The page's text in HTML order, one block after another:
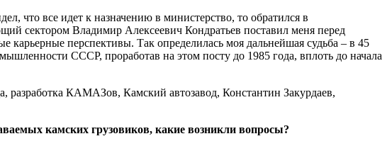
что все идет к назначению в министерство, то обратился в
сектором Владимир Алексеевич Кондратьев поставил меня перед
перспективы. Так определилась моя дальнейшая судьба – в 45
СССР, проработав на этом посту до 1985 года, вплоть до начала
камских грузовиков, какие возникли вопросы?